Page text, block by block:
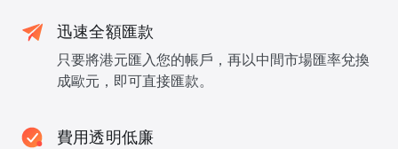
迅速全額匯款
只要將港元匯入您的帳戶，再以中間市場匯率兌換
成歐元，即可直接匯款。
費用透明低廉